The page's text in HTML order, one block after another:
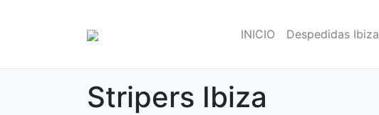
INICIO Despedidas Ibiza
Stripers Ibiza